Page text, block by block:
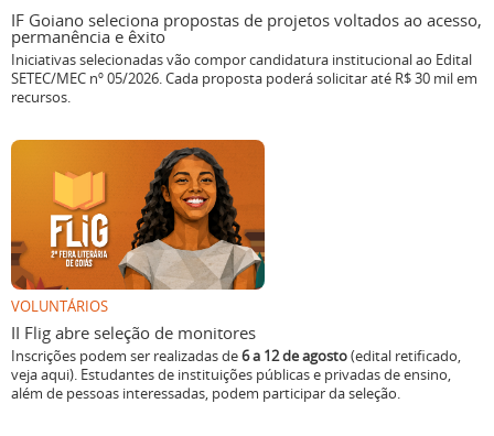
IF Goiano seleciona propostas de projetos voltados ao acesso,
permanência e êxito
Iniciativas selecionadas vão compor candidatura institucional ao Edital
SETEC/MEC nº 05/2026. Cada proposta poderá solicitar até R$ 30 mil em
recursos.
VOLUNTÁRIOS
II Flig abre seleção de monitores
Inscrições podem ser realizadas de6 a 12 de agosto(edital retificado,
veja aqui). Estudantes de instituições públicas e privadas de ensino,
além de pessoas interessadas, podem participar da seleção.